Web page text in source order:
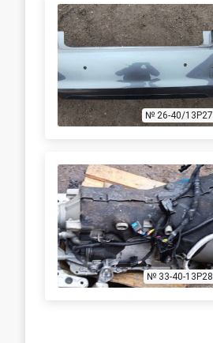
№ 26-40/13P27
№ 33-40-13P28